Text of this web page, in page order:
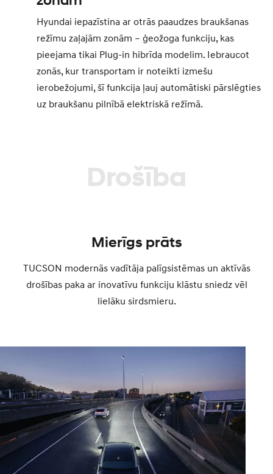
Hyundai iepazīstina ar otrās paaudzes braukšanas
režīmu zaļajām zonām – ģeožoga funkciju, kas
pieejama tikai Plug-in hibrīda modelim. Iebraucot
zonās, kur transportam ir noteikti izmešu
ierobežojumi, šī funkcija ļauj automātiski pārslēgties
uz braukšanu pilnībā elektriskā režīmā.
Drošība
Mierīgs prāts
TUCSON modernās vadītāja palīgsistēmas un aktīvās
drošības paka ar inovatīvu funkciju klāstu sniedz vēl
lielāku sirdsmieru.